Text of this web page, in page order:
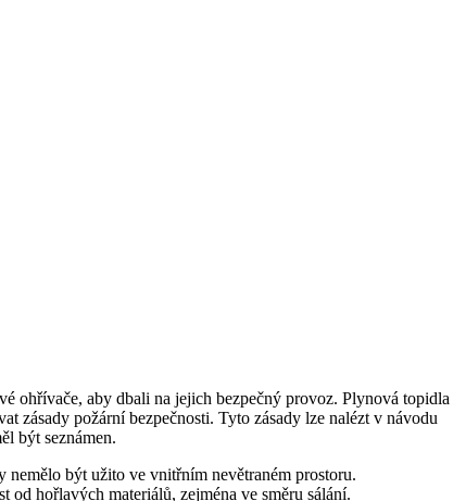
ohřívače, aby dbali na jejich bezpečný provoz. Plynová topidla
zásady požární bezpečnosti. Tyto zásady lze nalézt v návodu
být seznámen.
být užito ve vnitřním nevětraném prostoru.
od hořlavých materiálů, zejména ve směru sálání.